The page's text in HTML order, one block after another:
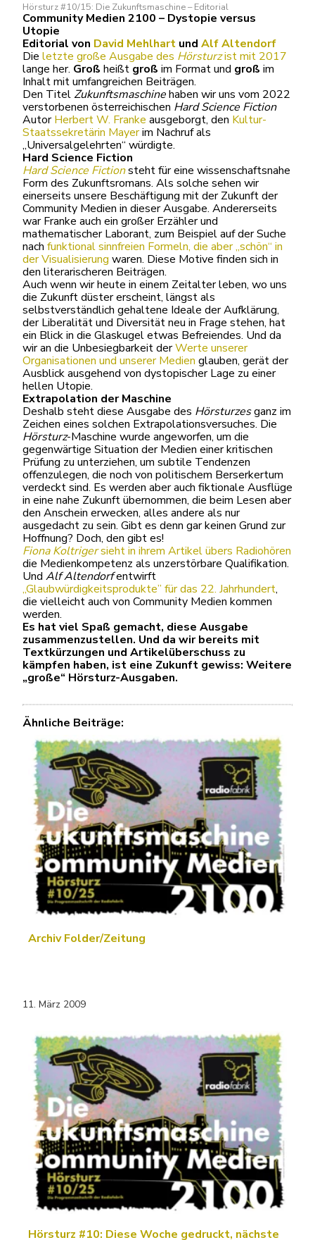
Hörsturz #10/15: Die Zukunftsmaschine – Editorial
Community Medien 2100 – Dystopie versus
Utopie
Editorial von David Mehlhart und Alf Altendorf
Die letzte große Ausgabe des Hörsturzist mit 2017
lange her. Groß heißt groß im Format und groß im
Inhalt mit umfangreichen Beiträgen.
Den TitelZukunftsmaschinehaben wir uns vom 2022
verstorbenen österreichischen Hard Science Fiction
AutorHerbert W. Franke ausgeborgt, den Kultur-
Staatssekretärin Mayerim Nachruf als
„Universalgelehrten“ würdigte.
Hard Science Fiction
Hard Science Fictionsteht für eine wissenschaftsnahe
Form des Zukunftsromans. Als solche sehen wir
einerseits unsere Beschäftigung mit der Zukunft der
Community Medien in dieser Ausgabe. Andererseits
war Franke auch ein großer Erzähler und
mathematischer Laborant, zum Beispiel auf der Suche
nach funktional sinnfreien Formeln, die aber „schön“ in
der Visualisierung waren. Diese Motive finden sich in
den literarischeren Beiträgen.
Auch wenn wir heute in einem Zeitalter leben, wo uns
die Zukunft düster erscheint, längst als
selbstverständlich gehaltene Ideale der Aufklärung,
der Liberalität und Diversität neu in Frage stehen, hat
ein Blick in die Glaskugel etwas Befreiendes. Und da
wir an die Unbesiegbarkeit derWerte unserer
Organisationen und unserer Medien glauben, gerät der
Ausblick ausgehend von dystopischer Lage zu einer
hellen Utopie.
Extrapolation der Maschine
Deshalb steht diese Ausgabe des Hörsturzesganz im
Zeichen eines solchen Extrapolationsversuches. Die
Hörsturz-Maschine wurde angeworfen, um die
gegenwärtige Situation der Medien einer kritischen
Prüfung zu unterziehen, um subtile Tendenzen
offenzulegen, die noch von politischem Berserkertum
verdeckt sind. Es werden aber auch fiktionale Ausflüge
in eine nahe Zukunft übernommen, die beim Lesen aber
den Anschein erwecken, alles andere als nur
ausgedacht zu sein. Gibt es denn gar keinen Grund zur
Hoffnung? Doch, den gibt es!
Fiona Koltrigersieht in ihrem Artikel übers Radiohören
die Medienkompetenz als unzerstörbare Qualifikation.
Und Alf Altendorfentwirft
„Glaubwürdigkeitsprodukte” für das 22. Jahrhundert,
die vielleicht auch von Community Medien kommen
werden.
Es hat viel Spaß gemacht, diese Ausgabe
zusammenzustellen. Und da wir bereits mit
Textkürzungen und Artikelüberschuss zu
kämpfen haben, ist eine Zukunft gewiss: Weitere
„große“ Hörsturz-Ausgaben.
Ähnliche Beiträge:
Archiv Folder/Zeitung
11. März 2009
Hörsturz #10: Diese Woche gedruckt, nächste